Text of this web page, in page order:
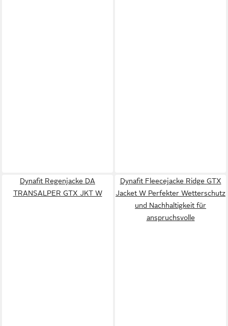
Dynafit Regenjacke DA
TRANSALPER GTX JKT W
Dynafit Fleecejacke Ridge GTX
Jacket W Perfekter Wetterschutz
und Nachhaltigkeit für
anspruchsvolle